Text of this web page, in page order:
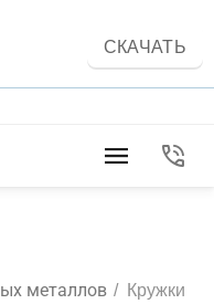
СКАЧАТЬ
металлов / Кружки